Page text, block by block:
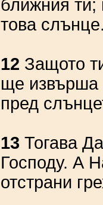
ближния ти;
това
12 Защото
ще извърша
пред
13 Тогава
Господу. А
отстрани